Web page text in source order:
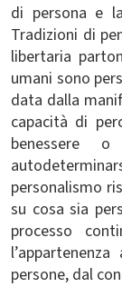
di persona e
Tradizioni di
libertaria
umani sono
data dalla
capacità di
benessere
personalismo
su cosa sia
processo
persone, dal